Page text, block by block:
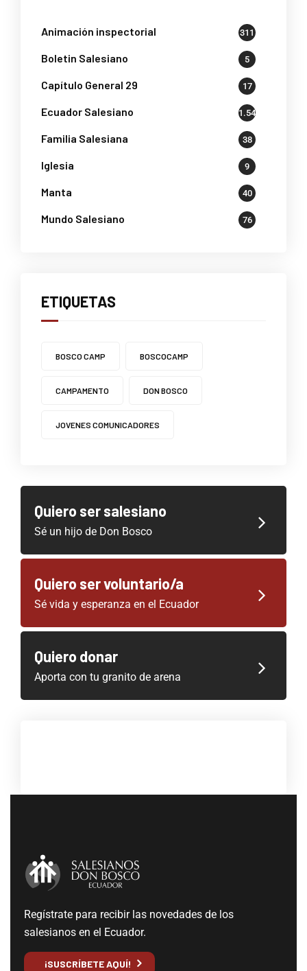
Animación inspectorial 311
Boletin Salesiano 5
Capítulo General 29 17
Ecuador Salesiano 1.541
Familia Salesiana 38
Iglesia 9
Manta 40
Mundo Salesiano 76
ETIQUETAS
BOSCO CAMP BOSCOCAMP
CAMPAMENTO DON BOSCO
JOVENES COMUNICADORES
Quiero ser salesiano
Sé un hijo de Don Bosco
Quiero ser voluntario/a
Sé vida y esperanza en el Ecuador
Quiero donar
Aporta con tu granito de arena
Regístrate para recibir las novedades de los
salesianos en el Ecuador.
¡SUSCRÍBETE AQUÍ!